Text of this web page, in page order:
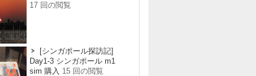
17 回の閲覧
[シンガポール探訪記]
Day1-3 シンガポール m1
sim 購入 15 回の閲覧